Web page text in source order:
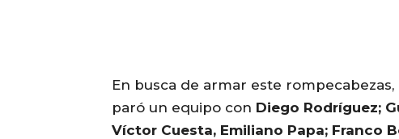
En busca de armar este
paró un equipo con Diego Rodríguez;
Víctor Cuesta, Emiliano Papa; Franco